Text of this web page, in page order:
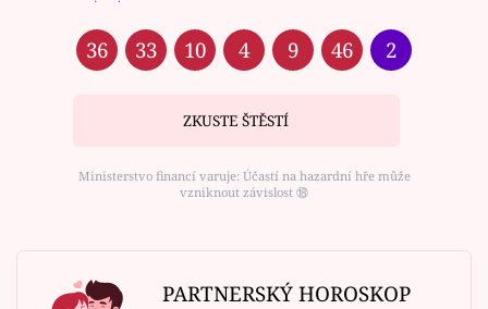
36 33 10 4 9 46 2
ZKUSTE ŠTĚSTÍ
Ministerstvo financí varuje: Účastí na hazardní hře může
vzniknout závislost ⑱
PARTNERSKÝ HOROSKOP